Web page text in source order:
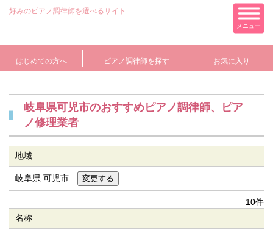
好みのピアノ調律師を選べるサイト
メニュー
はじめての方へ ピアノ調律師を探す お気に入り
岐阜県可児市のおすすめピアノ調律師、ピア
ノ修理業者
地域
岐阜県 可児市
10件
名称